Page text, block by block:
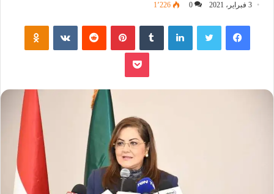
3 فبراير، 2021 0 1٬226
فيسبوك تويتر لينكدإن بينتيريست
بوكيت